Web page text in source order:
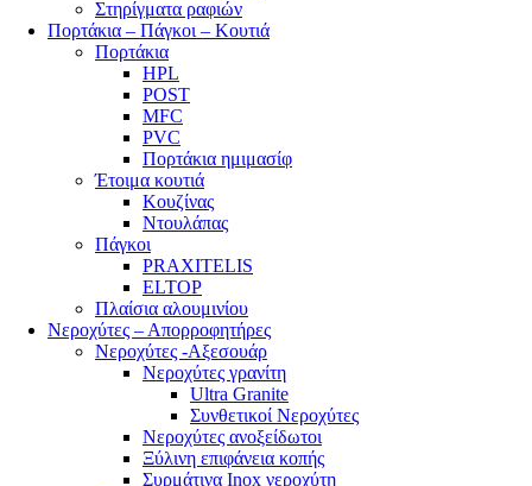
Στηρίγματα ραφιών
Πορτάκια – Πάγκοι – Κουτιά
Πορτάκια
HPL
POST
MFC
PVC
Πορτάκια ημιμασίφ
Έτοιμα κουτιά
Κουζίνας
Ντουλάπας
Πάγκοι
PRAXITELIS
ELTOP
Πλαίσια αλουμινίου
Νεροχύτες – Απορροφητήρες
Νεροχύτες -Αξεσουάρ
Νεροχύτες γρανίτη
Ultra Granite
Συνθετικοί Νεροχύτες
Νεροχύτες ανοξείδωτοι
Ξύλινη επιφάνεια κοπής
Συρμάτινα Inox νεροχύτη